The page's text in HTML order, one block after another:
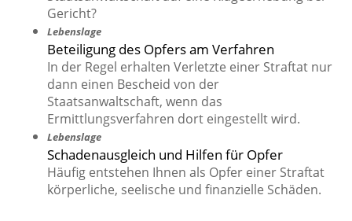
Gericht?
Lebenslage
Beteiligung des Opfers am Verfahren
In der Regel erhalten Verletzte einer Straftat nur
dann einen Bescheid von der
Staatsanwaltschaft, wenn das
Ermittlungsverfahren dort eingestellt wird.
Lebenslage
Schadenausgleich und Hilfen für Opfer
Häufig entstehen Ihnen als Opfer einer Straftat
körperliche, seelische und finanzielle Schäden.